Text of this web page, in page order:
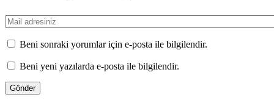
Beni sonraki yorumlar için e-posta ile bilgilendir.
Beni yeni yazılarda e-posta ile bilgilendir.